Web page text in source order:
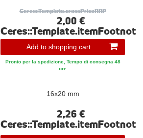
Ceres::Template.crossPriceRRP
2,00 €
Ceres::Template.itemFootnote
Add to shopping cart
Pronto per la spedizione, Tempo di consegna 48
ore
16x20 mm
2,26 €
Ceres::Template.itemFootnote